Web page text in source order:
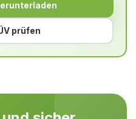
prüfen